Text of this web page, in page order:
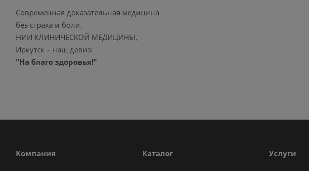
Современная доказательная медицина
без страха и боли.
НИИ КЛИНИЧЕСКОЙ МЕДИЦИНЫ,
Иркутск – наш девиз:
"На благо здоровья!"
Компания Каталог Услуги